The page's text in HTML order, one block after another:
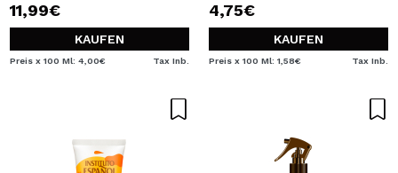
11,99€
KAUFEN
Preis x 100 Ml: 4,00€ Tax Inb.
4,75€
KAUFEN
Preis x 100 Ml: 1,58€ Tax Inb.